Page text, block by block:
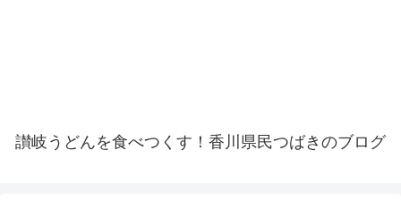
讃岐うどんを食べつくす！香川県民つばきのブログ